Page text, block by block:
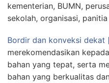
kementerian, BUMN,
sekolah, organisasi,
Bordir dan konveksi dekat
merekomendasikan
bahan yang tepat, serta
bahan yang berkualitas